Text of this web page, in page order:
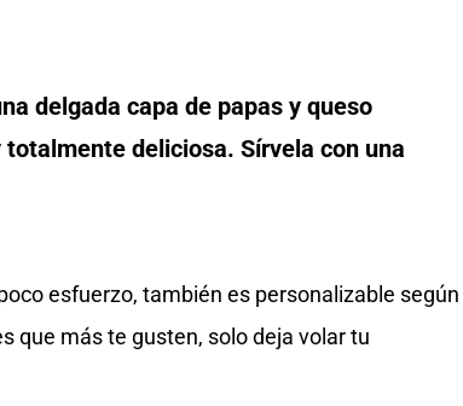
delgada capa de papas y queso
deliciosa. Sírvela con una
esfuerzo, también es personalizable según
que más te gusten, solo deja volar tu